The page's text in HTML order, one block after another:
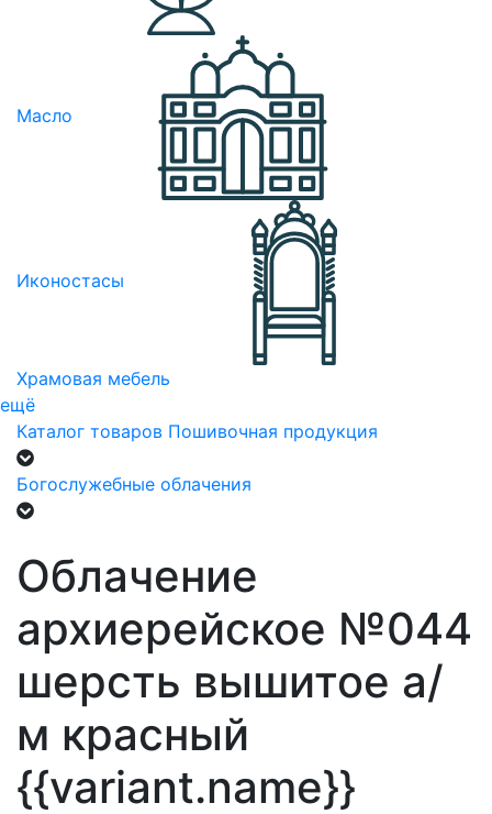
Масло
Иконостасы
Храмовая мебель
ещё
Каталог товаров Пошивочная продукция
Богослужебные облачения
Облачение
архиерейское №044
шерсть вышитое а/
м красный
{{variant.name}}